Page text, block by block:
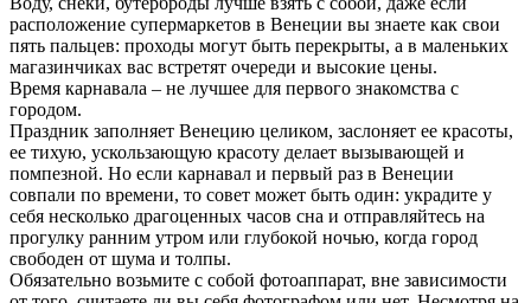
расположение супермаркетов в Венеции вы знаете как свои
пять пальцев: проходы могут быть перекрыты, а в маленьких
магазинчиках вас встретят очереди и высокие цены.
Время карнавала – не лучшее для первого знакомства с
городом.
Праздник заполняет Венецию целиком, заслоняет ее красоты,
ее тихую, ускользающую красоту делает вызывающей и
помпезной. Но если карнавал и первый раз в Венеции
совпали по времени, то совет может быть один: украдите у
себя несколько драгоценных часов сна и отправляйтесь на
прогулку ранним утром или глубокой ночью, когда город
свободен от шума и толпы.
Обязательно возьмите с собой фотоаппарат, вне зависимости